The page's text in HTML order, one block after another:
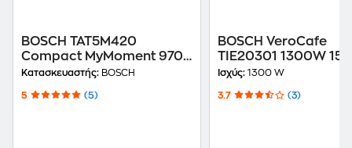
BOSCH TAT5M420
Compact MyMoment 970
W 2 Θέσεων Inox Anti-
Κατασκευαστής: BOSCH
5 (5)
BOSCH VeroCafe
TIE20301 1300W
Μηχανή Espresso
Ισχύς: 1300 W
3.7 (3)